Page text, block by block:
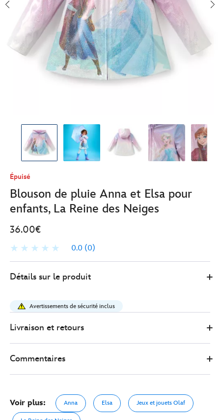
Épuisé
Blouson de pluie Anna et Elsa pour
enfants, La Reine des Neiges
36.00€
0.0 (0)
Store
36.00
pluie-
anna-
pour-
enfants-
Détails sur le produit
Avertissements de sécurité inclus
Livraison et retours
Commentaires
Voir plus: Anna Elsa Jeux et jouets Olaf